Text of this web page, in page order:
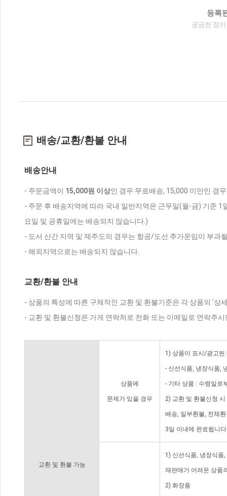
등록
궁금한 점
배송/교환/환불 안내
배송안내
- 주문금액이 15,000원 이상인 경우 무료배송, 15,000 미만인 경
- 주문 후 배송지역에 따라 국내 일반지역은 근무일(월-금) 기준
요일 및 공휴일에는 배송되지 않습니다.)
- 도서 산간 지역 및 제주도의 경우는 항공/도선 추가운임이 부과
- 해외지역으로는 배송되지 않습니다.
교환/환불 안내
- 상품의 특성에 따른 구체적인 교환 및 환불기준은 각 상품의 '상
- 교환 및 환불신청은 가게 연락처로 전화 또는 이메일로 연락주
교환 및 환불 가능
상품에
문제가 있을 경우
1) 상품이 표시/광고된
- 신선식품, 냉장식품,
- 기타 상품 : 수령일로
2) 교환 및 환불신청
배송, 일부환불, 전체
3일 이내에 완료됩니
1) 신선식품, 냉장식품
재판매가 어려운 상품
2) 화장품